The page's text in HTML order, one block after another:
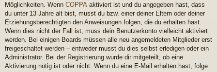
Möglichkeiten. Wenn COPPA aktiviert ist und du angegeben hast, dass
du unter 13 Jahre alt bist, musst du bzw. einer deiner Eltern oder deiner
Erziehungsberechtigten den Anweisungen folgen, die du erhalten hast.
Wenn dies nicht der Fall ist, muss dein Benutzerkonto vielleicht aktiviert
werden. Bei einigen Boards müssen alle neu angemeldeten Mitglieder erst
freigeschaltet werden – entweder musst du dies selbst erledigen oder ein
Administrator. Bei der Registrierung wurde dir mitgeteilt, ob eine
Aktivierung nötig ist oder nicht. Wenn du eine E-Mail erhalten hast, folge